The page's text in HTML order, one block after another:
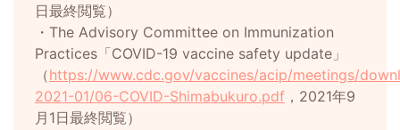
日最終閲覧）
・The Advisory Committee on Immunization
Practices「COVID-19 vaccine safety update」
（https://www.cdc.gov/vaccines/acip/meetings/
2021-01/06-COVID-Shimabukuro.pdf ，2021年9
月1日最終閲覧）